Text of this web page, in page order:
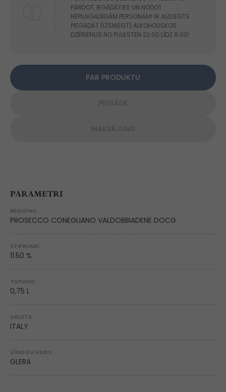
PĀRDOT, IEGĀDĀTIES UN NODOT
NEPILNGADĪGĀM PERSONĀM! IR AIZLIEGTS
PIEGĀDĀT (IZSNIEGT) ALKOHOLISKOS
DZĒRIENUS NO PULKSTEN 22:00 LĪDZ 8:00!
PAR PRODUKTU
PARAMETRI
REGIONS:
PROSECCO CONEGLIANO VALDOBBIADENE DOCG
STIPRUMS:
11.50 %
TILPUMS:
0,75 L
VALSTS:
ITALY
VĪNOGU VEIDS:
GLERA